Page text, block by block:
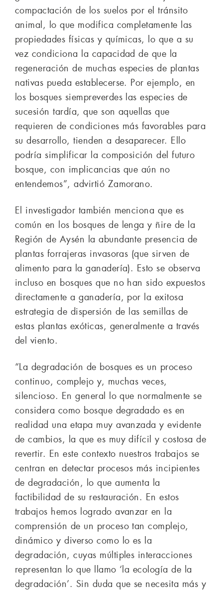
compactación de los suelos por el tránsito
animal, lo que modifica completamente las
propiedades físicas y químicas, lo que a su
vez condiciona la capacidad de que la
regeneración de muchas especies de plantas
nativas pueda establecerse. Por ejemplo, en
los bosques siempreverdes las especies de
sucesión tardía, que son aquellas que
requieren de condiciones más favorables para
su desarrollo, tienden a desaparecer. Ello
podría simplificar la composición del futuro
bosque, con implicancias que aún no
entendemos”, advirtió Zamorano.
El investigador también menciona que es
común en los bosques de lenga y ñire de la
Región de Aysén la abundante presencia de
plantas forrajeras invasoras (que sirven de
alimento para la ganadería). Esto se observa
incluso en bosques que no han sido expuestos
directamente a ganadería, por la exitosa
estrategia de dispersión de las semillas de
estas plantas exóticas, generalmente a través
del viento.
“La degradación de bosques es un proceso
continuo, complejo y, muchas veces,
silencioso. En general lo que normalmente se
considera como bosque degradado es en
realidad una etapa muy avanzada y evidente
de cambios, la que es muy difícil y costosa de
revertir. En este contexto nuestros trabajos se
centran en detectar procesos más incipientes
de degradación, lo que aumenta la
factibilidad de su restauración. En estos
trabajos hemos logrado avanzar en la
comprensión de un proceso tan complejo,
dinámico y diverso como lo es la
degradación, cuyas múltiples interacciones
representan lo que llamo ‘la ecología de la
degradación’. Sin duda que se necesita más y